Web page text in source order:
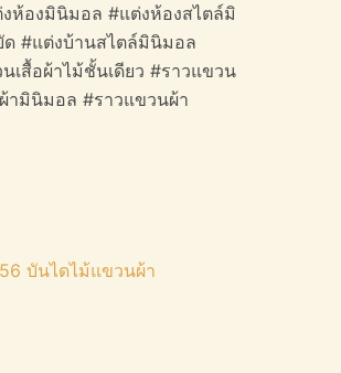
ห้องมินิมอล #แต่งห้องสไตล์มิ
ด #แต่งบ้านสไตล์มินิมอล
เสื้อผ้าไม้ชั้นเดียว #ราวแขวน
ามินิมอล #ราวแขวนผ้า